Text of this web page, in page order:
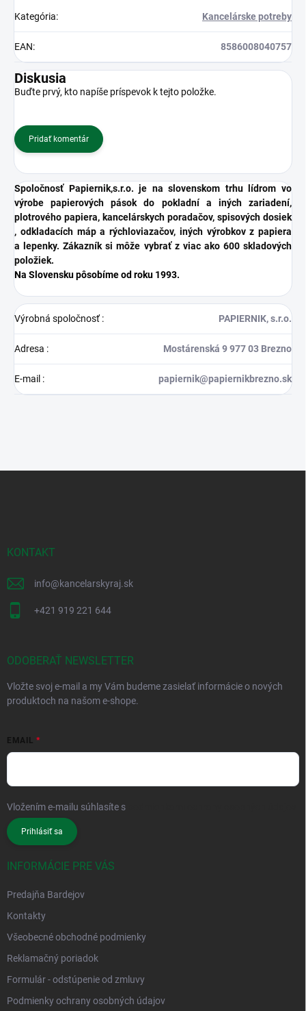
Kategória: Kancelárske potreby
EAN: 8586008040757
Diskusia
Buďte prvý, kto napíše príspevok k tejto položke.
Pridať komentár
Spoločnosť Papiernik,s.r.o. je na slovenskom trhu lídrom vo
výrobe papierových pások do pokladní a iných zariadení,
plotrového papiera, kancelárskych poradačov, spisových dosiek
, odkladacích máp a rýchloviazačov, iných výrobkov z papiera
a lepenky. Zákazník si môže vybrať z viac ako 600 skladových
položiek.
Na Slovensku pôsobíme od roku 1993.
Výrobná spoločnosť: PAPIERNIK, s.r.o.
Adresa : Mostárenská 9 977 03 Brezno
E-mail : papiernik@papiernikbrezno.sk
KONTAKT
info@kancelarskyraj.sk
+421 919 221 644
ODOBERAŤ NEWSLETTER
Vložte svoj e-mail a my Vám budeme zasielať informácie o nových
produktoch na našom e-shope.
EMAIL
Vložením e-mailu súhlasíte s
Prihlásiť sa
INFORMÁCIE PRE VÁS
Predajňa Bardejov
Kontakty
Všeobecné obchodné podmienky
Reklamačný poriadok
Formulár - odstúpenie od zmluvy
Podmienky ochrany osobných údajov